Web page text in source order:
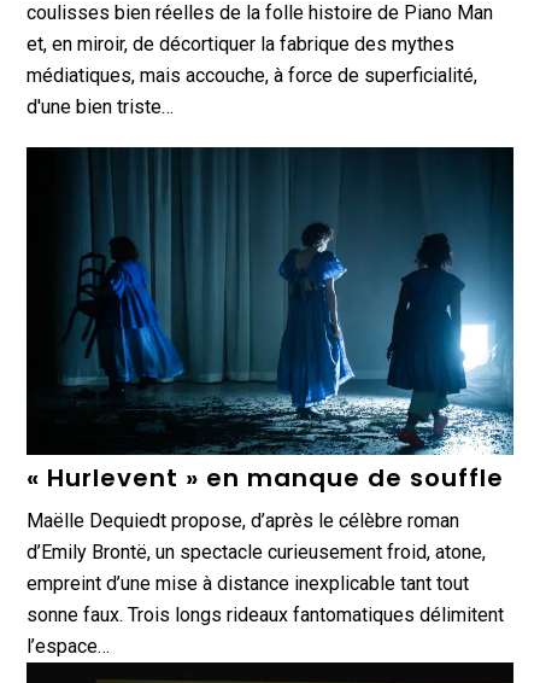
coulisses bien réelles de la folle histoire de Piano Man
et, en miroir, de décortiquer la fabrique des mythes
médiatiques, mais accouche, à force de superficialité,
d'une bien triste…
« Hurlevent » en manque de souffle
Maëlle Dequiedt propose, d’après le célèbre roman
d’Emily Brontë, un spectacle curieusement froid, atone,
empreint d’une mise à distance inexplicable tant tout
sonne faux. Trois longs rideaux fantomatiques délimitent
l’espace…